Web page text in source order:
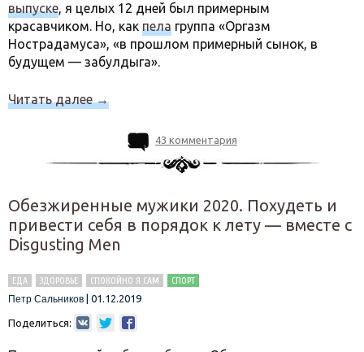
выпуске, я целых 12 дней был примерным
красавчиком. Но, как пела группа «Оргазм
Нострадамуса», «в прошлом примерный сынок, в
будущем — забулдыга».
Читать далее→
43 комментария
Обезжиренные мужики 2020. Похудеть и
привести себя в порядок к лету — вместе с
Disgusting Men
ЕДА ЗДОРОВЬЕ СПОКОЙНО Я САМ
СПОРТ
Петр Сальников
01.12.2019
Поделиться: